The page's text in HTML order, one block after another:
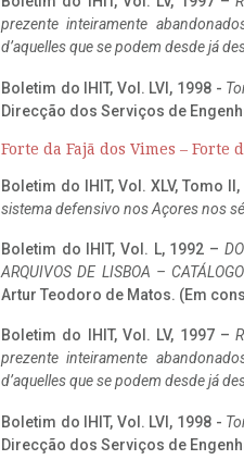
prezente inteiramente
d’aquelles que se podem desde já
Boletim do IHIT, Vol. LVI, 1998 -
Direcção dos Serviços de
Forte da Fajã dos Vimes – Forte
Boletim do IHIT, Vol. XLV, Tomo
sistema defensivo nos Açores nos
Boletim do IHIT, Vol. L, 1992 –
ARQUIVOS DE LISBOA – CATÁLOGO
Artur Teodoro de Matos. (Em
Boletim do IHIT, Vol. LV, 1997 –
prezente inteiramente
d’aquelles que se podem desde já
Boletim do IHIT, Vol. LVI, 1998 -
Direcção dos Serviços de